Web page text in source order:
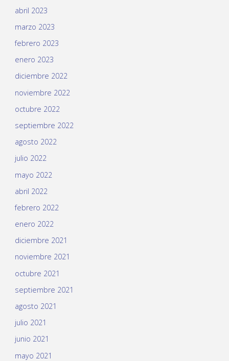
abril 2023
marzo 2023
febrero 2023
enero 2023
diciembre 2022
noviembre 2022
octubre 2022
septiembre 2022
agosto 2022
julio 2022
mayo 2022
abril 2022
febrero 2022
enero 2022
diciembre 2021
noviembre 2021
octubre 2021
septiembre 2021
agosto 2021
julio 2021
junio 2021
mayo 2021